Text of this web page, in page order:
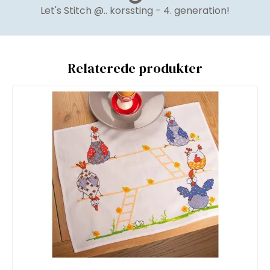
Let's Stitch @.. korssting - 4. generation!
Relaterede produkter